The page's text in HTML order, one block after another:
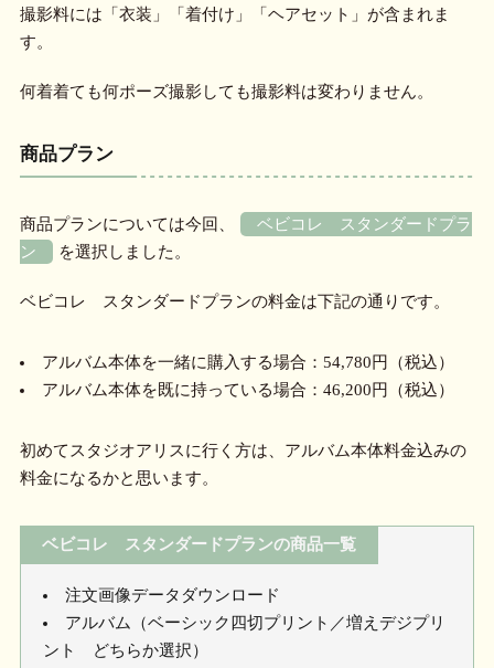
撮影料には「衣装」「着付け」「ヘアセット」が含まれま
す。
何着着ても何ポーズ撮影しても撮影料は変わりません。
商品プラン
商品プランについては今回、
ベビコレ スタンダードプラ
ン
を選択しました。
ベビコレ スタンダードプランの料金は下記の通りです。
アルバム本体を一緒に購入する場合：54,780円（税込）
アルバム本体を既に持っている場合：46,200円（税込）
初めてスタジオアリスに行く方は、アルバム本体料金込みの
料金になるかと思います。
ベビコレ スタンダードプランの商品一覧
注文画像データダウンロード
アルバム（ベーシック四切プリント／増えデジプリ
ント どちらか選択）